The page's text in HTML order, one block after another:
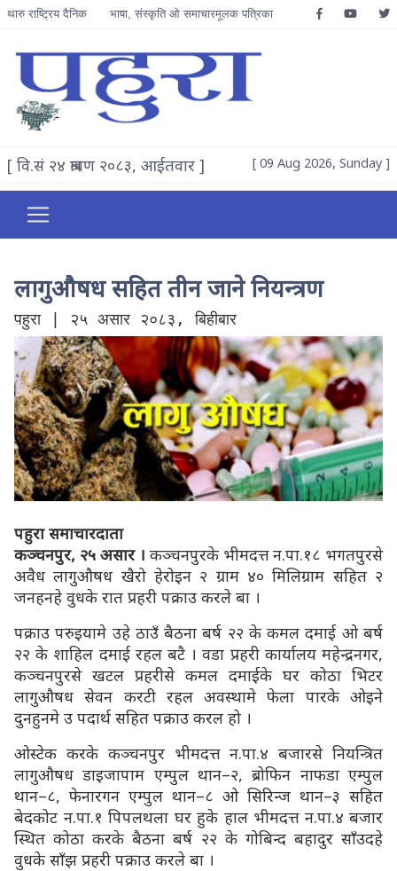
थारु राष्ट्रिय दैनिक भाषा, संस्कृति ओ समाचारमूलक पत्रिका
[ वि.सं २४ श्रावण २०८३, आईतवार ] [ 09 Aug 2026, Sunday ]
लागुऔषध सहित तीन जाने नियन्त्रण
पहुरा | २५ असार २०८३, बिहीबार
पहुरा समाचारदाता
कञ्चनपुर, २५ असार । कञ्चनपुरके भीमदत्त न.पा.१८ भगतपुरसे
अवैध लागुऔषध खैरो हेरोइन २ ग्राम ४० मिलिग्राम सहित २
जनहनहे वुधके रात प्रहरी पक्राउ करले बा ।
पक्राउ परुइयामे उहे ठाउँ बैठना बर्ष २२ के कमल दमाई ओ बर्ष
२२ के शाहिल दमाई रहल बटै । वडा प्रहरी कार्यालय महेन्द्रनगर,
कञ्चनपुरसे खटल प्रहरीसे कमल दमाईके घर कोठा भिटर
लागुऔषध सेवन करटी रहल अवस्थामे फेला पारके ओइने
दुनहुनमे उ पदार्थ सहित पक्राउ करल हो ।
ओस्टेक करके कञ्चनपुर भीमदत्त न.पा.४ बजारसे नियन्त्रित
लागुऔषध डाइजापाम एम्पुल थान–२, ब्रोफिन नाफडा एम्पुल
थान–८, फेनारगन एम्पुल थान–८ ओ सिरिन्ज थान–३ सहित
बेदकोट न.पा.१ पिपलथला घर हुके हाल भीमदत्त न.पा.४ बजार
स्थित कोठा करके बैठना बर्ष २२ के गोबिन्द बहादुर साँउदहे
वुधके साँझ प्रहरी पक्राउ करले बा ।